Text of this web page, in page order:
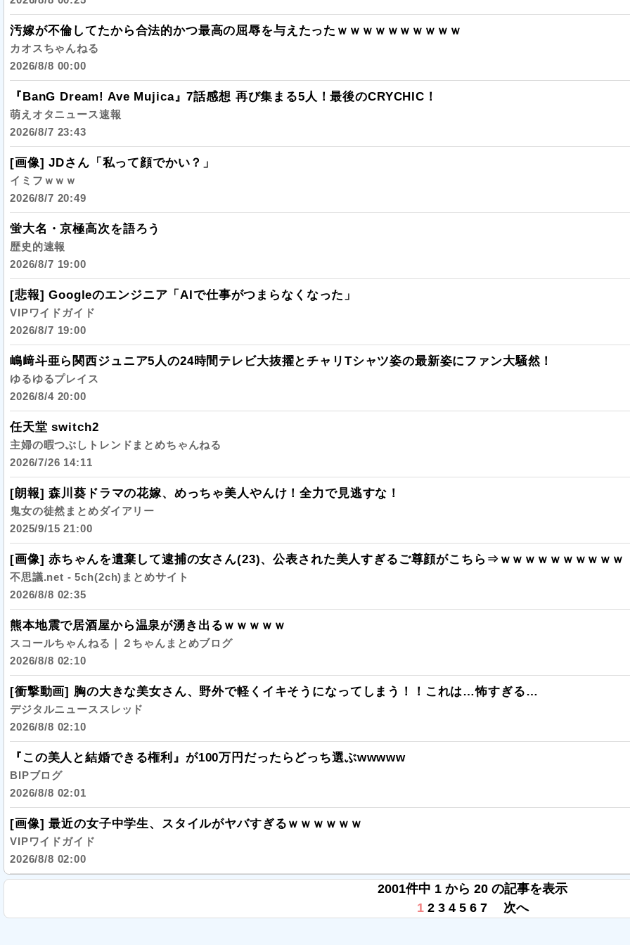
汚嫁が不倫してたから合法的かつ最高の屈辱を与えたったｗｗｗｗｗｗｗｗｗｗ
カオスちゃんねる
2026/8/8 00:00
『BanG Dream! Ave Mujica』7話感想 再び集まる5人！最後のCRYCHIC！
萌えオタニュース速報
2026/8/7 23:43
[画像] JDさん「私って顔でかい？」
イミフｗｗｗ
2026/8/7 20:49
蛍大名・京極高次を語ろう
歴史的速報
2026/8/7 19:00
[悲報] Googleのエンジニア「AIで仕事がつまらなくなった」
VIPワイドガイド
2026/8/7 19:00
嶋﨑斗亜ら関西ジュニア5人の24時間テレビ大抜擢とチャリTシャツ姿の最新姿にファン大騒然！
ゆるゆるプレイス
2026/8/4 20:00
任天堂 switch2
主婦の暇つぶしトレンドまとめちゃんねる
2026/7/26 14:11
[朗報] 森川葵ドラマの花嫁、めっちゃ美人やんけ！全力で見逃すな！
鬼女の徒然まとめダイアリー
2025/9/15 21:00
[画像] 赤ちゃんを遺棄して逮捕の女さん(23)、公表された美人すぎるご尊顔がこちら⇒ｗｗｗｗｗｗｗｗｗｗ
不思議.net - 5ch(2ch)まとめサイト
2026/8/8 02:35
熊本地震で居酒屋から温泉が湧き出るｗｗｗｗｗ
スコールちゃんねる｜２ちゃんまとめブログ
2026/8/8 02:10
[衝撃動画] 胸の大きな美女さん、野外で軽くイキそうになってしまう！！これは…怖すぎる…
デジタルニューススレッド
2026/8/8 02:10
『この美人と結婚できる権利』が100万円だったらどっち選ぶwwwww
BIPブログ
2026/8/8 02:01
[画像] 最近の女子中学生、スタイルがヤバすぎるｗｗｗｗｗｗ
VIPワイドガイド
2026/8/8 02:00
2001件中 1 から 20 の記事を表示
1 2 3 4 5 6 7 次へ